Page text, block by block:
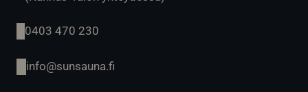
0403 470 230
info@sunsauna.fi